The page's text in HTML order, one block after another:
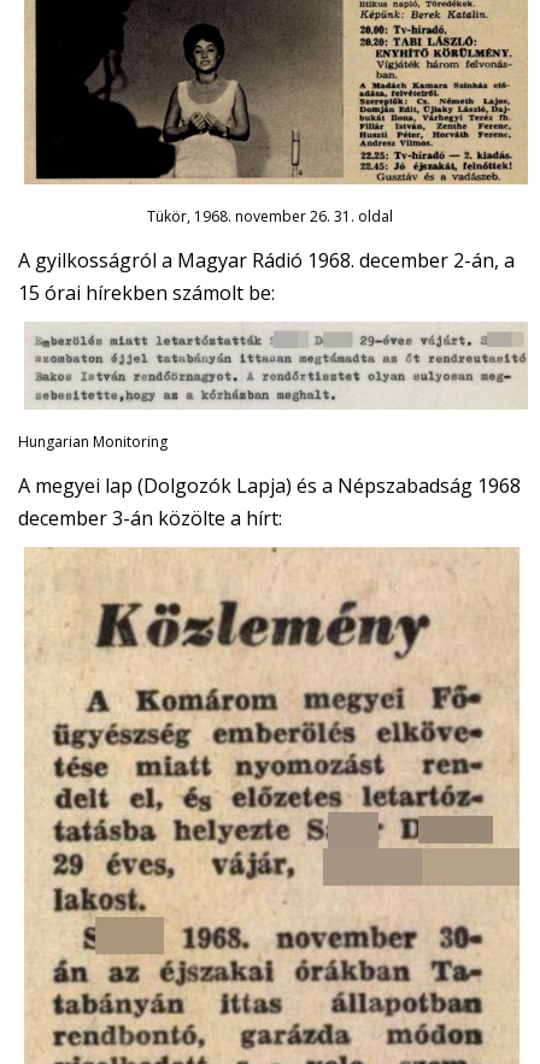
Tükör, 1968. november 26. 31. oldal
A gyilkosságról a Magyar Rádió 1968. december 2-án, a
15 órai hírekben számolt be:
Hungarian Monitoring
A megyei lap (Dolgozók Lapja) és a Népszabadság 1968
december 3-án közölte a hírt: